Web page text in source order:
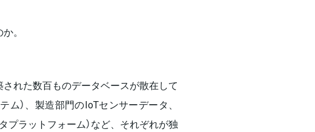
。
れた数百ものデータベースが散在して
ム）、製造部門のIoTセンサーデータ、
プラットフォーム）など、それぞれが独